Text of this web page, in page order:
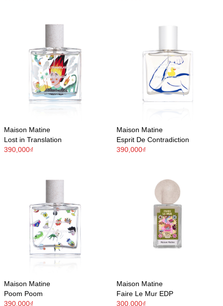
Maison Matine
Lost in Translation
390,000₫
Maison Matine
Esprit De Contradiction
390,000₫
Maison Matine
Poom Poom
390,000₫
Maison Matine
Faire Le Mur EDP
300,000₫